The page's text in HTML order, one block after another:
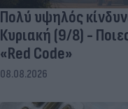
Πολύ υψηλός
Κυριακή (9/8) -
«Red Code»
08.08.2026